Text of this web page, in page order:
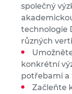
společný
technologie
různých
konkrétní
potřebami
Začleňte